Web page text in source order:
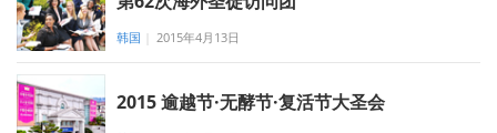
韩国 2015年4月13日
2015 逾越节·无酵节·复活节大圣会